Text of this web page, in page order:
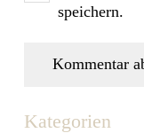
speichern.
Kommentar
Kategorien